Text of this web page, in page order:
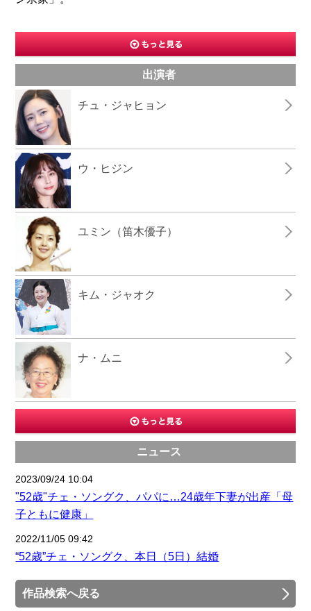
出演者
チュ・ジャヒョン
ウ・ヒジン
ユミン（笛木優子）
キム・ジャオク
ナ・ムニ
ニュース
2023/09/24 10:04
"52歳"チェ・ソングク、パパに…24歳年下妻が出産「母
子ともに健康」
2022/11/05 09:42
“52歳”チェ・ソングク、本日（5日）結婚
作品検索へ戻る